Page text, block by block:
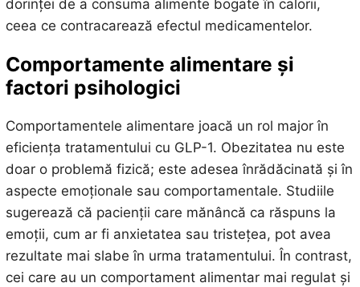
dorinței de a consuma alimente bogate în calorii,
ceea ce contracarează efectul medicamentelor.
Comportamente alimentare și
factori psihologici
Comportamentele alimentare joacă un rol major în
eficiența tratamentului cu GLP-1. Obezitatea nu este
doar o problemă fizică; este adesea înrădăcinată și în
aspecte emoționale sau comportamentale. Studiile
sugerează că pacienții care mănâncă ca răspuns la
emoții, cum ar fi anxietatea sau tristețea, pot avea
rezultate mai slabe în urma tratamentului. În contrast,
cei care au un comportament alimentar mai regulat și